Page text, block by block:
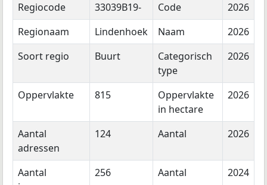
Regiocode
33039B19- Code
2026
Regionaam
Lindenhoek Naam
2026
Soort regio
Buurt
Categorisch
type
2026
Oppervlakte 815
Oppervlakte
in hectare
2026
Aantal
adressen
124 Aantal 2026
Aantal
256 Aantal 2024